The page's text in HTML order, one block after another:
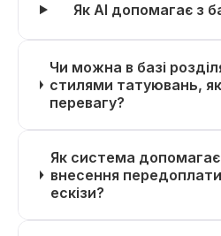
Як AI допомагає з
Чи можна в базі
стилями татуювань,
перевагу?
Як система
внесення
ескізи?